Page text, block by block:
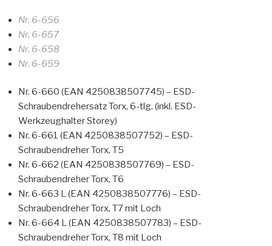
Nr. 6-656
Nr. 6-657
Nr. 6-658
Nr. 6-659
Nr. 6-660 (EAN 4250838507745) – ESD-
Schraubendrehersatz Torx, 6-tlg. (inkl. ESD-
Werkzeughalter Storey)
Nr. 6-661 (EAN 4250838507752) – ESD-
Schraubendreher Torx, T5
Nr. 6-662 (EAN 4250838507769) – ESD-
Schraubendreher Torx, T6
Nr. 6-663 L (EAN 4250838507776) – ESD-
Schraubendreher Torx, T7 mit Loch
Nr. 6-664 L (EAN 4250838507783) – ESD-
Schraubendreher Torx, T8 mit Loch